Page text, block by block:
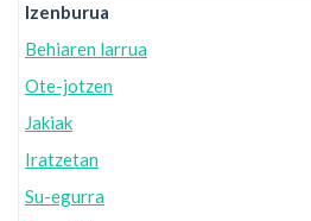
Izenburua
Behiaren larrua
Ote-jotzen
Jakiak
Iratzetan
Su-egurra